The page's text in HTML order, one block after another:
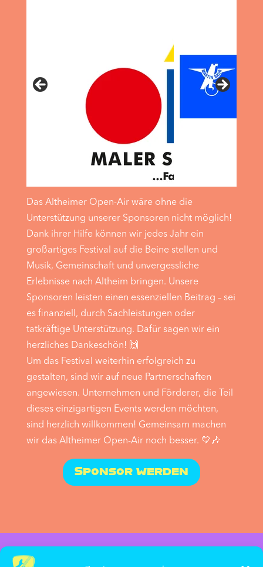
Das Altheimer Open-Air wäre ohne die
Unterstützung unserer Sponsoren nicht möglich!
Dank ihrer Hilfe können wir jedes Jahr ein
großartiges Festival auf die Beine stellen und
Musik, Gemeinschaft und unvergessliche
Erlebnisse nach Altheim bringen. Unsere
Sponsoren leisten einen essenziellen Beitrag – sei
es finanziell, durch Sachleistungen oder
tatkräftige Unterstützung. Dafür sagen wir ein
herzliches Dankeschön! 🙌
Um das Festival weiterhin erfolgreich zu
gestalten, sind wir auf neue Partnerschaften
angewiesen. Unternehmen und Förderer, die Teil
dieses einzigartigen Events werden möchten,
sind herzlich willkommen! Gemeinsam machen
wir das Altheimer Open-Air noch besser. 💛🎶
Sponsor werden